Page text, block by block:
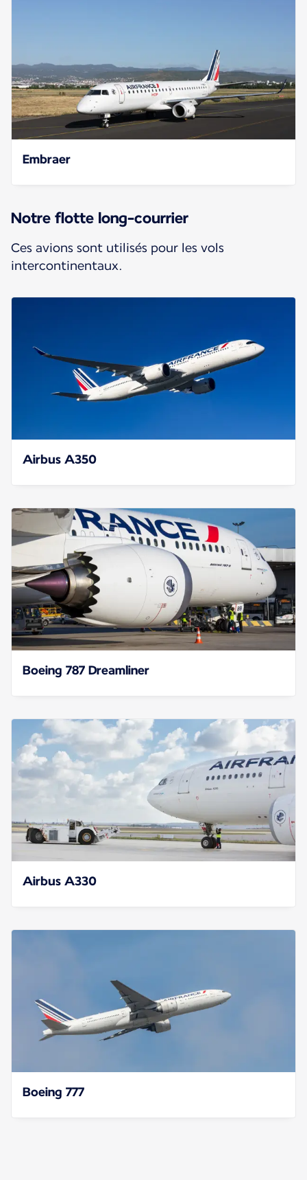
Embraer
Notre flotte long-courrier
Ces avions sont utilisés pour les vols
intercontinentaux.
Airbus A350
Boeing 787 Dreamliner
Airbus A330
Boeing 777